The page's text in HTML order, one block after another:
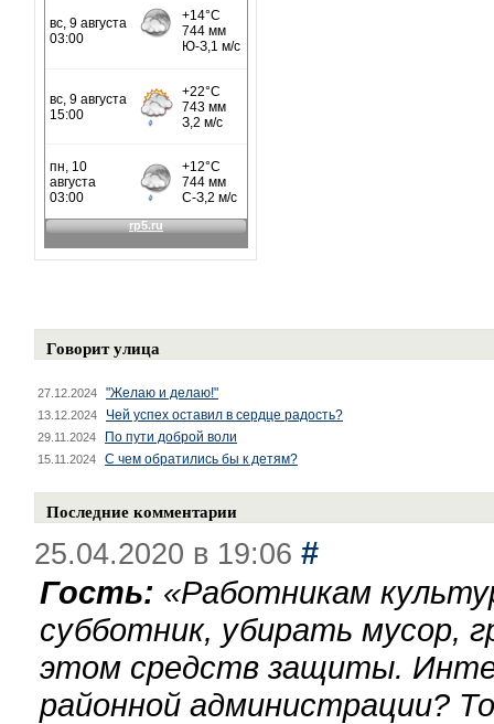
Говорит улица
27.12.2024 "Желаю и делаю!"
13.12.2024 Чей успех оставил в сердце радость?
29.11.2024 По пути доброй воли
15.11.2024 С чем обратились бы к детям?
Последние комментарии
25.04.2020 в 19:06 #
Гость: «Работникам
субботник, убирать мусор,
этом средств защиты.
районной администрации?